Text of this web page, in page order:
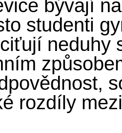
bývají
studenti
neduhy
rozdíly